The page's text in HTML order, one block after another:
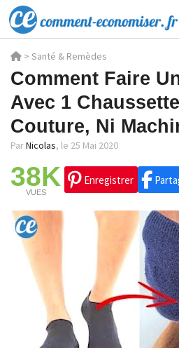
> Santé & Remèdes
Comment Faire
Avec 1
Couture, Ni
ParNicolas, le 25 Mai 2020
38K
VUES
Enregistrer